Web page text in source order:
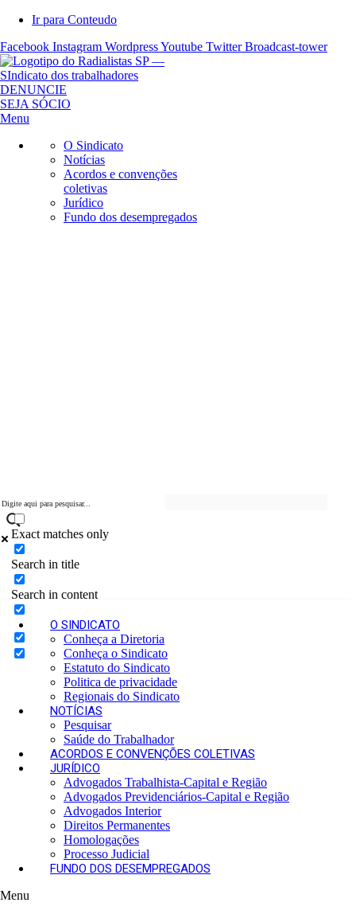
Ir para Conteudo
Facebook Instagram WordpressYoutube Twitter Broadcast-tower
S
i
n
a
l
s
DENUNCIE
SEJA SÓCIO
Menu
O Sindicato
Notícias
Acordos e convenções
coletivas
Jurídico
Fundo dos desempregados
Exact matches only
Search in title
Search in content
O SINDICATO
Conheça a Diretoria
Conheça o Sindicato
Estatuto do Sindicato
Politica de privacidade
Regionais do Sindicato
NOTÍCIAS
Pesquisar
Saúde do Trabalhador
ACORDOS E CONVENÇÕES COLETIVAS
JURÍDICO
Advogados Trabalhista-Capital e Região
Advogados Previdenciários-Capital e Região
Advogados Interior
Direitos Permanentes
Homologações
Processo Judicial
FUNDO DOS DESEMPREGADOS
Menu